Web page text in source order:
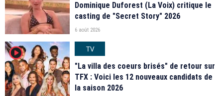
Dominique Duforest (La Voix) critique le
casting de "Secret Story" 2026
6 août 2026
player2
TV
"La villa des coeurs brisés" de retour sur
TFX : Voici les 12 nouveaux candidats de
la saison 2026